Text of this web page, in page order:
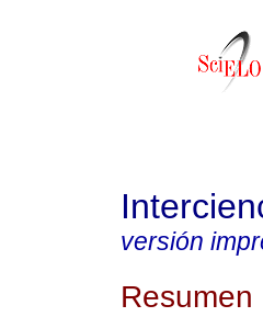
versión
Resumen